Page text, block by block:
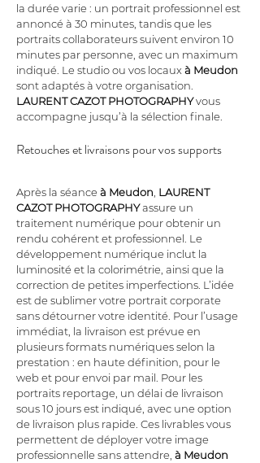
la durée varie : un portrait professionnel est
annoncé à 30 minutes, tandis que les
portraits collaborateurs suivent environ 10
minutes par personne, avec un maximum
indiqué. Le studio ou vos locaux à Meudon
sont adaptés à votre organisation.
LAURENT CAZOT PHOTOGRAPHY vous
accompagne jusqu’à la sélection finale.
Retouches et livraisons pour vos supports
Après la séance à Meudon LAURENT
CAZOT PHOTOGRAPHY assure un
traitement numérique pour obtenir un
rendu cohérent et professionnel. Le
développement numérique inclut la
luminosité et la colorimétrie, ainsi que la
correction de petites imperfections. L’idée
est de sublimer votre portrait corporate
sans détourner votre identité. Pour l’usage
immédiat, la livraison est prévue en
plusieurs formats numériques selon la
prestation : en haute définition, pour le
web et pour envoi par mail. Pour les
portraits reportage, un délai de livraison
sous 10 jours est indiqué, avec une option
de livraison plus rapide. Ces livrables vous
permettent de déployer votre image
professionnelle sans attendre, à Meudon